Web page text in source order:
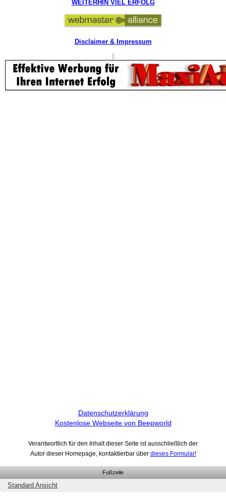
WEITERHIN VIEL ERFOLG
Disclaimer & Impressum
Datenschutzerklärung
Kostenlose Webseite von Beepworld
Verantwortlich für den Inhalt dieser Seite ist ausschließlich der
Autor dieser Homepage, kontaktierbar über dieses Formular!
Fußzeile
Standard Ansicht